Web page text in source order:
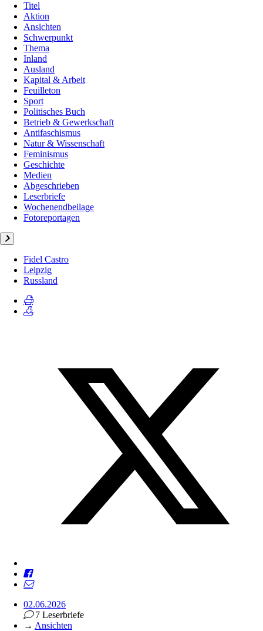
Titel
Aktion
Ansichten
Schwerpunkt
Thema
Inland
Ausland
Kapital & Arbeit
Feuilleton
Sport
Politisches Buch
Betrieb & Gewerkschaft
Antifaschismus
Natur & Wissenschaft
Feminismus
Geschichte
Medien
Abgeschrieben
Leserbriefe
Wochenendbeilage
Fotoreportagen
Fidel Castro
Leipzig
Russland
02.06.2026
7 Leserbriefe
→ Ansichten